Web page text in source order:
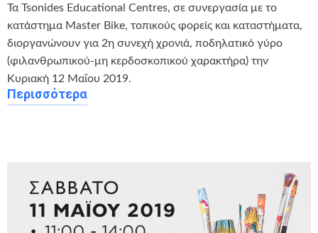
Τα Tsonides Educational Centres, σε συνεργασία με το
κατάστημα Master Bike, τοπικούς φορείς και καταστήματα,
διοργανώνουν για 2η συνεχή χρονιά, ποδηλατικό γύρο
(φιλανθρωπικού-μη κερδοσκοπικού χαρακτήρα) την
Κυριακή 12 Μαΐου 2019.
Περισσότερα